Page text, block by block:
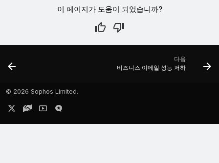
이 페이지가 도움이 되었습니까?
다음
비즈니스 이메일 성능 저하
© 2026 Sophos Limited.